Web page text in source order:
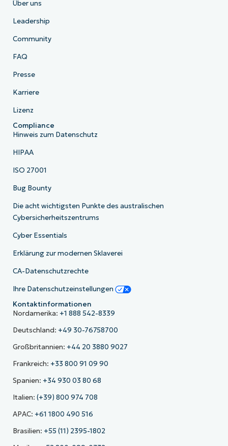
Über uns
Leadership
Community
FAQ
Presse
Karriere
Lizenz
Compliance
Hinweis zum Datenschutz
HIPAA
ISO 27001
Bug Bounty
Die acht wichtigsten Punkte des australischen
Cybersicherheitszentrums
Cyber Essentials
Erklärung zur modernen Sklaverei
CA-Datenschutzrechte
Ihre Datenschutzeinstellungen
Kontaktinformationen
Nordamerika: +1 888 542-8339
Deutschland: +49 30-76758700
Großbritannien: +44 20 3880 9027
Frankreich: +33 800 91 09 90
Spanien: +34 930 03 80 68
Italien: (+39) 800 974 708
APAC: +61 1800 490 516
Brasilien: +55 (11) 2395-1802